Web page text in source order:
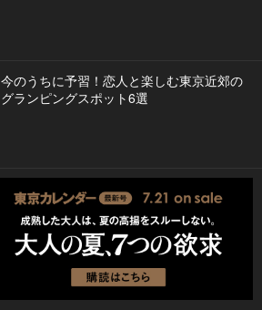
今のうちに予習！恋人と楽しむ東京近郊の
グランピングスポット6選